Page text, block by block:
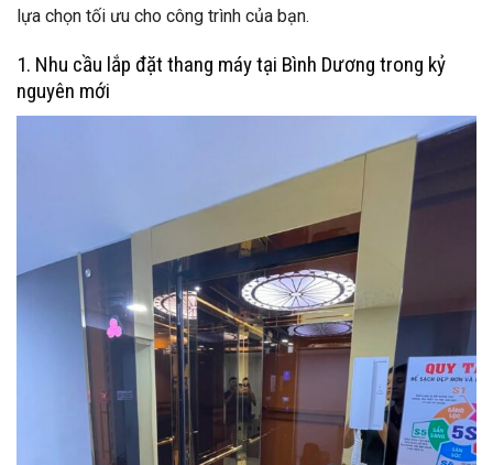
lựa chọn tối ưu cho công trình của bạn.
1. Nhu cầu lắp đặt thang máy tại Bình Dương trong kỷ
nguyên mới